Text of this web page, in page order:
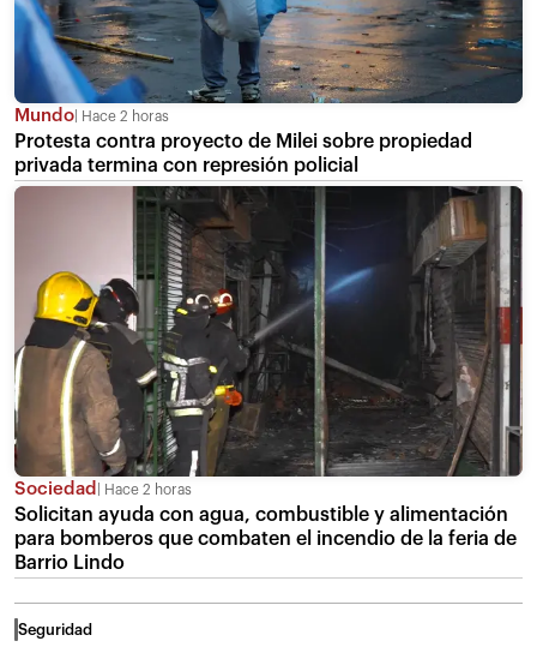
Mundo Hace 2 horas
Protesta contra proyecto de Milei sobre propiedad
privada termina con represión policial
Sociedad Hace 2 horas
Solicitan ayuda con agua, combustible y alimentación
para bomberos que combaten el incendio de la feria de
Barrio Lindo
Seguridad